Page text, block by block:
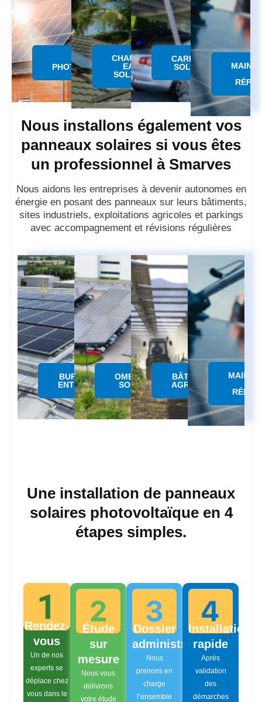
PANNEAU
PHOTOVOLTAÏQUE
CHAUFFE
EAU
SOLAIRE
CARPORT
SOLAIRE
Nous installons également vos
panneaux solaires si vous êtes
un professionnel à Smarves
Nous aidons les entreprises à devenir autonomes en
énergie en posant des panneaux sur leurs bâtiments,
sites industriels, exploitations agricoles et parkings
avec accompagnement et révisions régulières
BUREAUX &
ENTREPÔTS
OMBRIERE
SOLAIRE
BÂTIMENTS
AGRICOLES
Une installation de panneaux
solaires photovoltaïque en 4
étapes simples.
Rendez-
vous
Un de nos
experts se
déplace chez
vous dans le
Étude
sur
mesure
Nous vous
délivrons
votre étude
Dossier
administratif
Nous
prenons en
charge
l’ensemble
Installation
rapide
Après
validation
des
démarches